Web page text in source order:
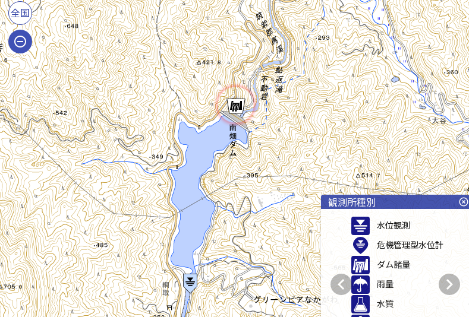
全国
観測所種別 highlight_off
水位観測
危機管理型水位計
ダム諸量
雨量
水質
chevron_left chevron_right